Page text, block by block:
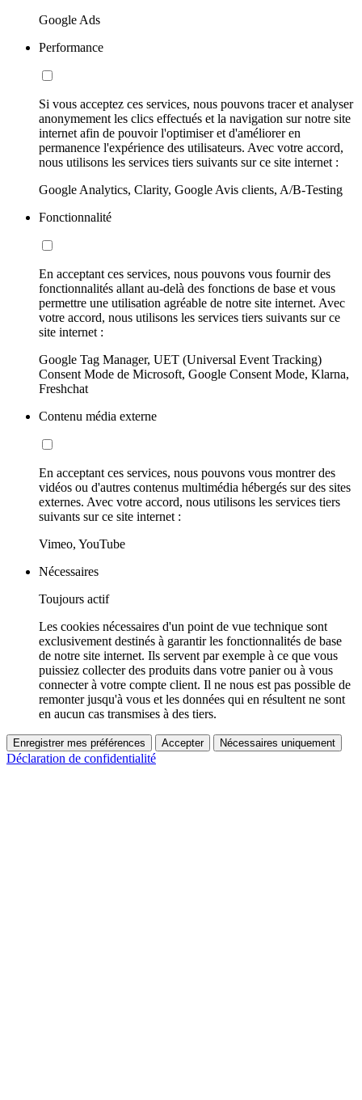
Google Ads
Performance
Si vous acceptez ces services, nous pouvons tracer et analyser
anonymement les clics effectués et la navigation sur notre site
internet afin de pouvoir l'optimiser et d'améliorer en
permanence l'expérience des utilisateurs. Avec votre accord,
nous utilisons les services tiers suivants sur ce site internet :
Google Analytics, Clarity, Google Avis clients, A/B-Testing
Fonctionnalité
En acceptant ces services, nous pouvons vous fournir des
fonctionnalités allant au-delà des fonctions de base et vous
permettre une utilisation agréable de notre site internet. Avec
votre accord, nous utilisons les services tiers suivants sur ce
site internet :
Google Tag Manager, UET (Universal Event Tracking)
Consent Mode de Microsoft, Google Consent Mode, Klarna,
Freshchat
Contenu média externe
En acceptant ces services, nous pouvons vous montrer des
vidéos ou d'autres contenus multimédia hébergés sur des sites
externes. Avec votre accord, nous utilisons les services tiers
suivants sur ce site internet :
Vimeo, YouTube
Nécessaires
Toujours actif
Les cookies nécessaires d'un point de vue technique sont
exclusivement destinés à garantir les fonctionnalités de base
de notre site internet. Ils servent par exemple à ce que vous
puissiez collecter des produits dans votre panier ou à vous
connecter à votre compte client. Il ne nous est pas possible de
remonter jusqu'à vous et les données qui en résultent ne sont
en aucun cas transmises à des tiers.
Enregistrer mes préférences Accepter Nécessaires uniquement
Déclaration de confidentialité